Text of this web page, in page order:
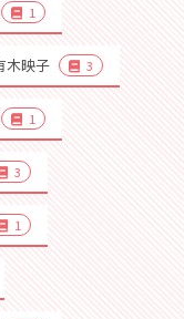
1
木映子 3
1
3
1